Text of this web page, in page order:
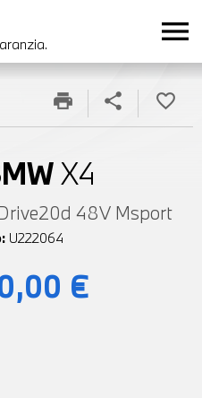
menu
X4
48V Msport
U222064
print share favorite_border
€